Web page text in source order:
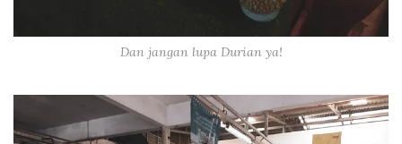
Dan jangan lupa Durian ya!